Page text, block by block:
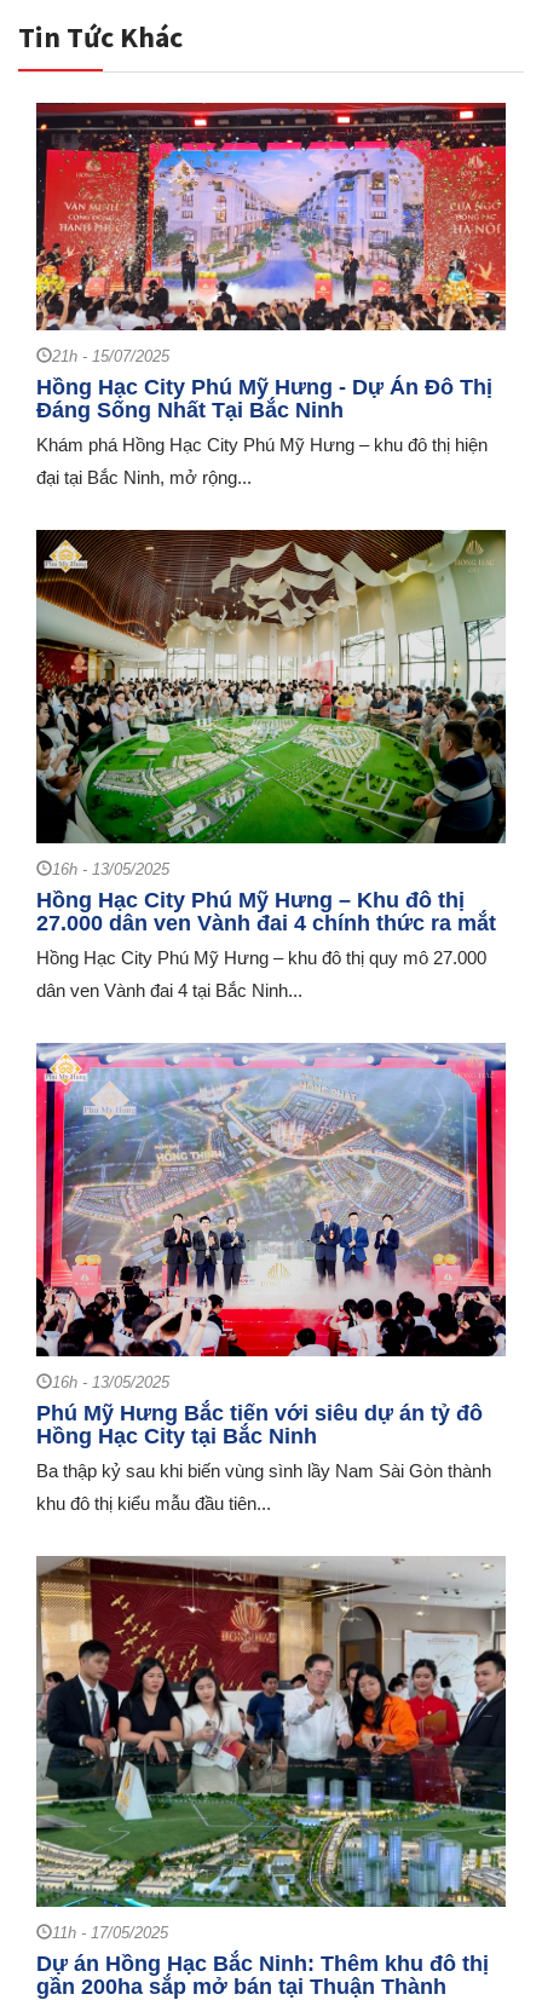
Tin Tức Khác
21h - 15/07/2025
Hồng Hạc City Phú Mỹ Hưng - Dự Án Đô Thị
Đáng Sống Nhất Tại Bắc Ninh
Khám phá Hồng Hạc City Phú Mỹ Hưng – khu đô thị hiện
đại tại Bắc Ninh, mở rộng...
16h - 13/05/2025
Hồng Hạc City Phú Mỹ Hưng – Khu đô thị
27.000 dân ven Vành đai 4 chính thức ra mắt
Hồng Hạc City Phú Mỹ Hưng – khu đô thị quy mô 27.000
dân ven Vành đai 4 tại Bắc Ninh...
16h - 13/05/2025
Phú Mỹ Hưng Bắc tiến với siêu dự án tỷ đô
Hồng Hạc City tại Bắc Ninh
Ba thập kỷ sau khi biến vùng sình lầy Nam Sài Gòn thành
khu đô thị kiểu mẫu đầu tiên...
11h - 17/05/2025
Dự án Hồng Hạc Bắc Ninh: Thêm khu đô thị
gần 200ha sắp mở bán tại Thuận Thành